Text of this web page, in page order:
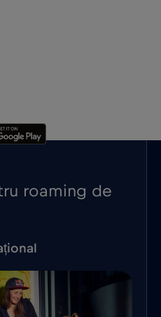
roaming de